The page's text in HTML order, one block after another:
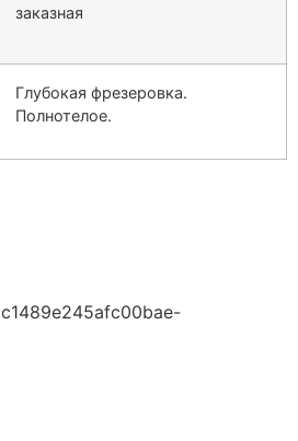
заказная
Глубокая фрезеровка.
Полнотелое.